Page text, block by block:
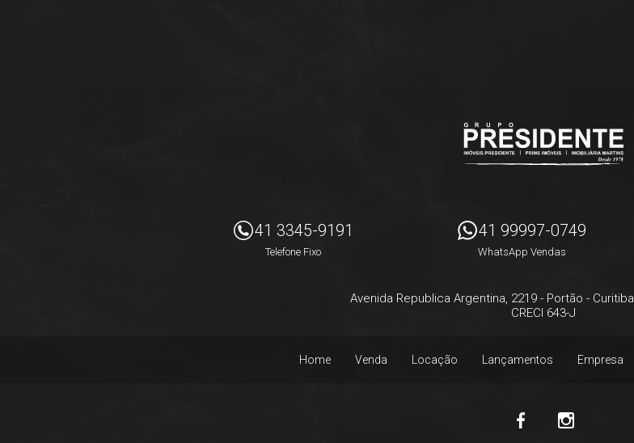
41 3345-9191
Telefone Fixo
41 99997-0749
WhatsApp Vendas
Avenida Republica Argentina, 2219 - Portão - Curitiba
CRECI 643-J
Home Venda Locação Lançamentos Empresa